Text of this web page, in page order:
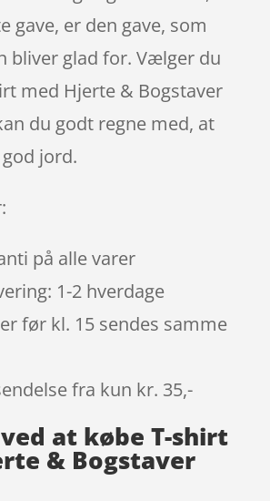
gave, er den gave, som
bliver glad for. Vælger du
med Hjerte & Bogstaver
du godt regne med, at
jord.
på alle varer
1-2 hverdage
før kl. 15 sendes samme
fra kun kr. 35,-
at købe T-shirt
& Bogstaver